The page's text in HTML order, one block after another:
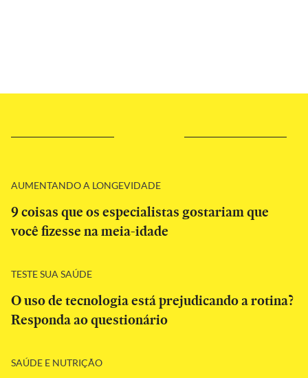
AUMENTANDO A LONGEVIDADE
9 coisas que os especialistas gostariam que
você fizesse na meia-idade
TESTE SUA SAÚDE
O uso de tecnologia está prejudicando a rotina?
Responda ao questionário
SAÚDE E NUTRIÇÃO